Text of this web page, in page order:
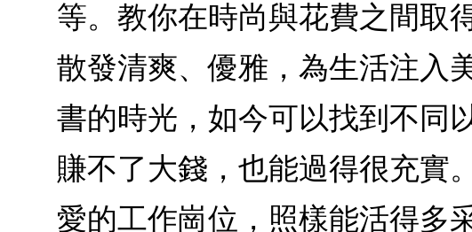
等。教你在時尚與花費之間取
散發清爽、優雅，為生活注入
書的時光，如今可以找到不同
賺不了大錢，也能過得很充實
愛的工作崗位，照樣能活得多